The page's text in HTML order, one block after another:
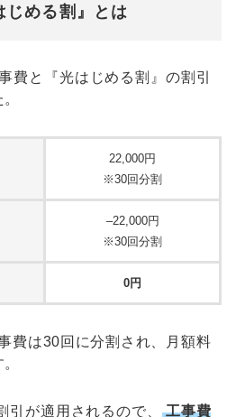
じめる割』とは
費と『光はじめる割』の割引
22,000円
※30回分割
–22,000円
※30回分割
0円
費は30回に分割され、月額料
引が適用されるので、 工事費